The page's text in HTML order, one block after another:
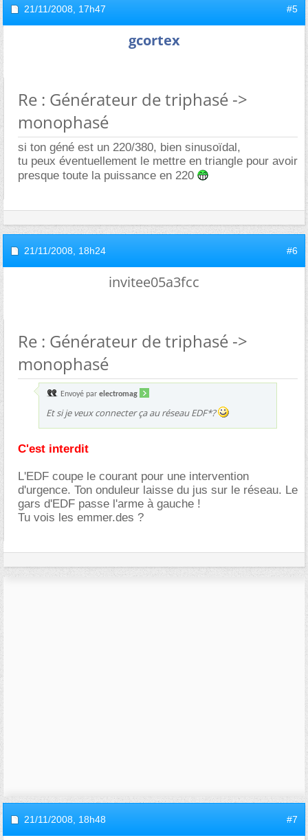
21/11/2008, 17h47 #5
gcortex
Re : Générateur de triphasé ->
monophasé
si ton géné est un 220/380, bien sinusoïdal,
tu peux éventuellement le mettre en triangle pour avoir
presque toute la puissance en 220
21/11/2008, 18h24 #6
invitee05a3fcc
Re : Générateur de triphasé ->
monophasé
Envoyé par electromag
Et si je veux connecter ça au réseau EDF*?
C'est interdit
L'EDF coupe le courant pour une intervention
d'urgence. Ton onduleur laisse du jus sur le réseau. Le
gars d'EDF passe l'arme à gauche !
Tu vois les emmer.des ?
21/11/2008, 18h48 #7